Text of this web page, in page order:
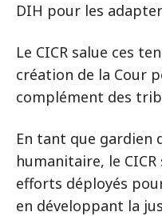
DIH pour les
Le CICR salue ces
création de la Cour
complément des
En tant que
humanitaire, le
efforts déployés
en développant la